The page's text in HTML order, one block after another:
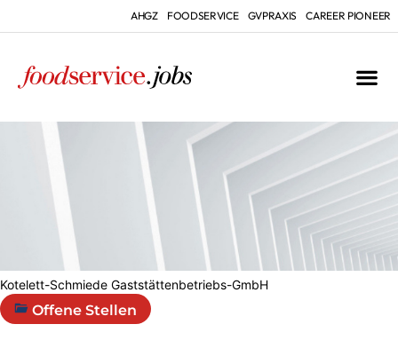
AHGZ FOODSERVICE GVPRAXIS CAREER PIONEER
Kotelett-Schmiede Gaststättenbetriebs-GmbH
Offene Stellen